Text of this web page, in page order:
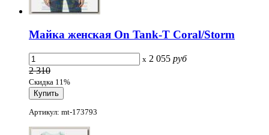
Майка женская On Tank-T Coral/Storm
x 2 055 руб
2 310
Скидка 11%
Артикул: mt-173793